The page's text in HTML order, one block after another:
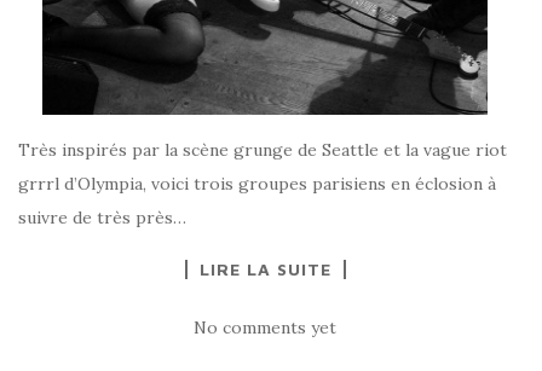
Très inspirés par la scène grunge de Seattle et la vague riot
grrrl d’Olympia, voici trois groupes parisiens en éclosion à
suivre de très près…
LIRE LA SUITE
No comments yet